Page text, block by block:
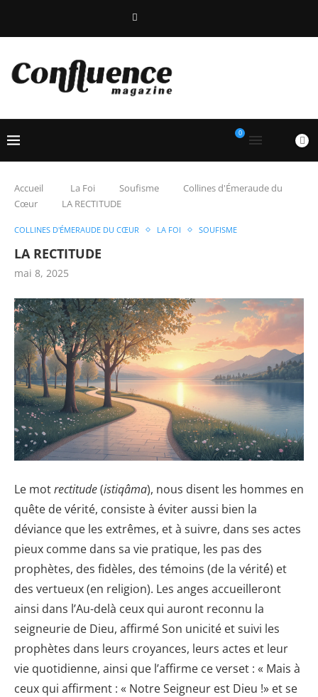
0
Accueil La Foi Soufisme
Collines d'Émeraude du
Cœur
LA RECTITUDE
COLLINES D'ÉMERAUDE DU CŒUR LA FOI SOUFISME
LA RECTITUDE
mai 8, 2025
Le motrectitude(istiqâma), nous disent les hommes en
quête de vérité, consiste à éviter aussi bien la
déviance que les extrêmes, et à suivre, dans ses actes
pieux comme dans sa vie pratique, les pas des
prophètes, des fidèles, des témoins (de la vérité́) et
des vertueux (en religion). Les anges accueilleront
ainsi dans l’Au-delà ceux qui auront reconnu la
seigneurie de Dieu, affirmé Son unicité et suivi les
prophètes dans leurs croyances, leurs actes et leur
vie quotidienne, ainsi que l’affirme ce verset : « Mais à
ceux qui affirment : « Notre Seigneur est Dieu !» et se